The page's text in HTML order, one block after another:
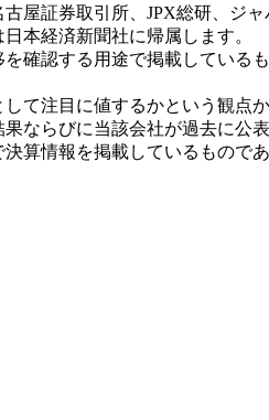
証券取引所、JPX総研、ジャ
本経済新聞社に帰属します。
確認する用途で掲載してい
て注目に値するかという観
ならびに当該会社が過去に
算情報を掲載しているもの